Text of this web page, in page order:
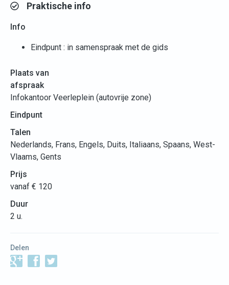
Praktische info
Info
Eindpunt : in samenspraak met de gids
Plaats van
afspraak
Infokantoor Veerleplein (autovrije zone)
Eindpunt
Talen
Nederlands, Frans, Engels, Duits, Italiaans, Spaans, West-
Vlaams, Gents
Prijs
vanaf € 120
Duur
2 u.
Delen